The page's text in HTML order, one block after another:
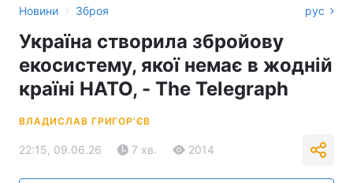
Новини › Зброя рус
Україна створила збройову
екосистему, якої немає в жодній
країні НАТО, - The Telegraph
ВЛАДИСЛАВ ГРИГОР'ЄВ
22:15, 09.06.26 7 хв. 2014